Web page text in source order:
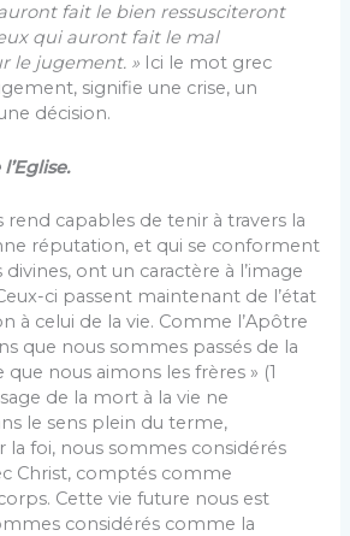
fait le bien ressusciteront
qui auront fait le mal
le jugement. » Ici le mot grec
signifie une crise, un
décision.
rend capables de tenir à travers la
réputation, et qui se conforment
divines, ont un caractère à l’image
ci passent maintenant de l’état
à celui de la vie. Comme l’Apôtre
que nous sommes passés de la
que nous aimons les frères » (1
de la mort à la vie ne
le sens plein du terme,
la foi, nous sommes considérés
Christ, comptés comme
Cette vie future nous est
considérés comme la